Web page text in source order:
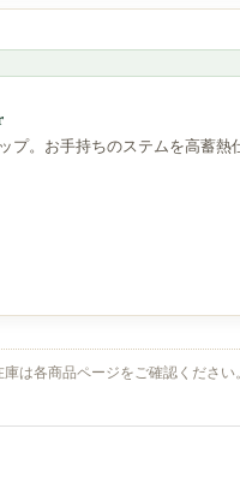
プ。お手持ちのステムを高蓄熱
は各商品ページをご確認ください